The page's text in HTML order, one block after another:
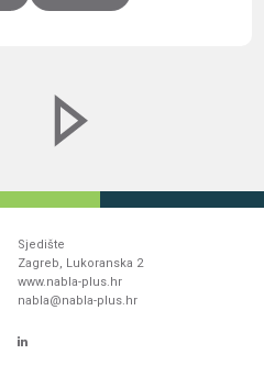
Sjedište
Zagreb, Lukoranska 2
www.nabla-plus.hr
nabla@nabla-plus.hr